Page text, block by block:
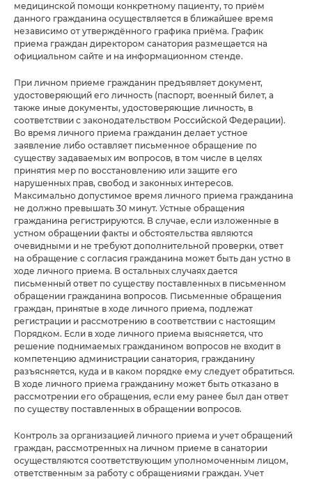
медицинской помощи конкретному пациенту, то приём
данного гражданина осуществляется в ближайшее время
независимо от утверждённого графика приёма. График
приема граждан директором санатория размещается на
официальном сайте и на информационном стенде.
При личном приеме гражданин предъявляет документ,
удостоверяющий его личность (паспорт, военный билет, а
также иные документы, удостоверяющие личность, в
соответствии с законодательством Российской Федерации).
Во время личного приема гражданин делает устное
заявление либо оставляет письменное обращение по
существу задаваемых им вопросов, в том числе в целях
принятия мер по восстановлению или защите его
нарушенных прав, свобод и законных интересов.
Максимально допустимое время личного приема гражданина
не должно превышать 30 минут. Устные обращения
гражданина регистрируются. В случае, если изложенные в
устном обращении факты и обстоятельства являются
очевидными и не требуют дополнительной проверки, ответ
на обращение с согласия гражданина может быть дан устно в
ходе личного приема. В остальных случаях дается
письменный ответ по существу поставленных в письменном
обращении гражданина вопросов. Письменные обращения
граждан, принятые в ходе личного приема, подлежат
регистрации и рассмотрению в соответствии с настоящим
Порядком. Если в ходе личного приема выясняется, что
решение поднимаемых гражданином вопросов не входит в
компетенцию администрации санатория, гражданину
разъясняется, куда и в каком порядке ему следует обратиться.
В ходе личного приема гражданину может быть отказано в
рассмотрении его обращения, если ему ранее был дан ответ
по существу поставленных в обращении вопросов.
Контроль за организацией личного приема и учет обращений
граждан, рассмотренных на личном приеме в санатории
осуществляются соответствующим уполномоченным лицом,
ответственным за работу с обращениями граждан. Учет